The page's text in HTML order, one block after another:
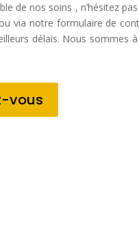
de nos soins , n’hésitez
via notre formulaire de
délais. Nous sommes
vous